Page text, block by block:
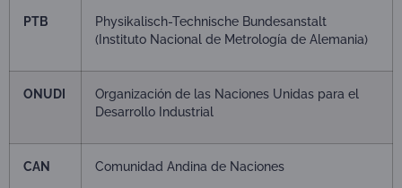
PTB
Physikalisch-Technische Bundesanstalt
(Instituto Nacional de Metrología de Alemania)
ONUDI
Organización de las Naciones Unidas para el
Desarrollo Industrial
CAN Comunidad Andina de Naciones